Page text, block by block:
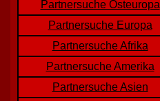
Partnersuche Osteuropa
Partnersuche Europa
Partnersuche Afrika
Partnersuche Amerika
Partnersuche Asien